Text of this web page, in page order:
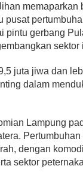
pintu gerbang
sektor
juta jiwa dan
dalam
Lampung
dengan
sektor